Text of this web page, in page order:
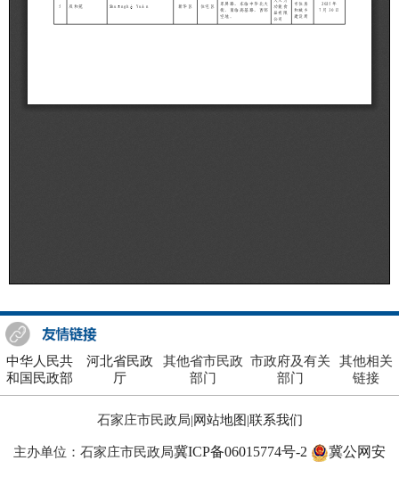
中华人民共
和国民政部
河北省民政
厅
其他省市民政
部门
市政府及有关
部门
其他相关
链接
石家庄市民政局|网站地图|联系我们
主办单位：石家庄市民政局冀ICP备06015774号-2 冀公网安